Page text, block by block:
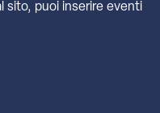
sito, puoi inserire eventi